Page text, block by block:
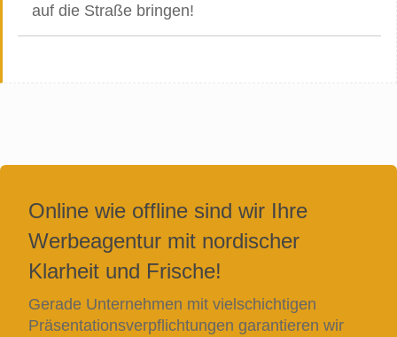
auf die Straße bringen!
Online wie offline sind wir Ihre
Werbeagentur mit nordischer
Klarheit und Frische!
Gerade Unternehmen mit vielschichtigen
Präsentationsverpflichtungen garantieren wir